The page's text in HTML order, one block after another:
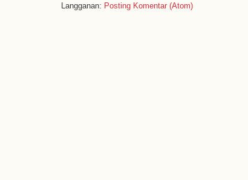
Langganan: Posting Komentar (Atom)